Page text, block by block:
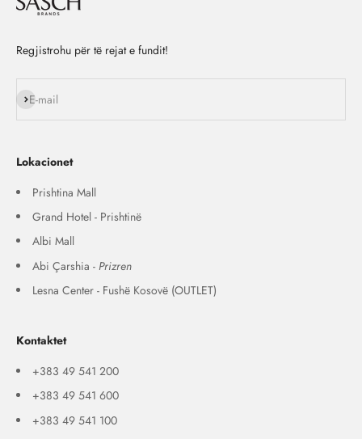
Regjistrohu për të rejat e fundit!
E-mail
Na ndiq
Lokacionet
Prishtina Mall
Grand Hotel - Prishtinë
Albi Mall
Abi Çarshia - Prizren
Lesna Center - Fushë Kosovë (OUTLET)
Kontaktet
+383 49 541 200
+383 49 541 600
+383 49 541 100